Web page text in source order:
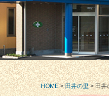
HOME>田井の里> 田井